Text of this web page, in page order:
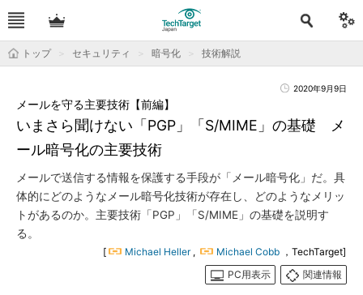
トップ セキュリティ 暗号化 技術解説
2020年9月9日
いまさら聞けない「PGP」「S/MIME」の基礎 メ
ール暗号化の主要技術
メールを守る主要技術【前編】
メールで送信する情報を保護する手段が「メール暗号化」だ。具
体的にどのようなメール暗号化技術が存在し、どのようなメリッ
トがあるのか。主要技術「PGP」「S/MIME」の基礎を説明す
る。
[ Michael Heller , Michael Cobb ，TechTarget]
PC用表示
関連情報